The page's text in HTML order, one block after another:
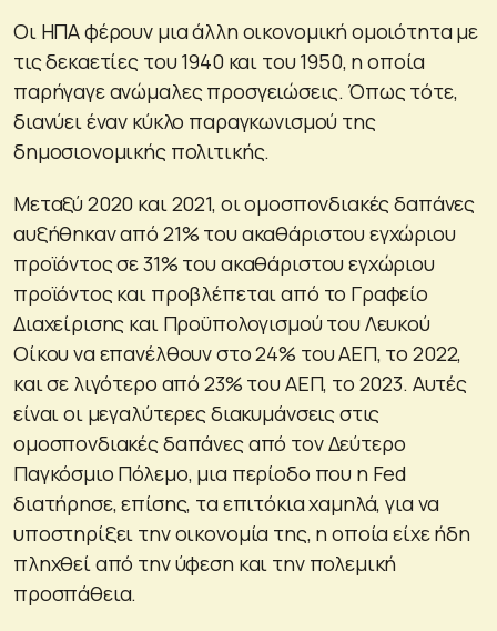
Οι ΗΠΑ φέρουν μια άλλη οικονομική ομοιότητα με
τις δεκαετίες του 1940 και του 1950, η οποία
παρήγαγε ανώμαλες προσγειώσεις. Όπως τότε,
διανύει έναν κύκλο παραγκωνισμού της
δημοσιονομικής πολιτικής.
Μεταξύ 2020 και 2021, οι ομοσπονδιακές δαπάνες
αυξήθηκαν από 21% του ακαθάριστου εγχώριου
προϊόντος σε 31% του ακαθάριστου εγχώριου
προϊόντος και προβλέπεται από το Γραφείο
Διαχείρισης και Προϋπολογισμού του Λευκού
Οίκου να επανέλθουν στο 24% του ΑΕΠ, το 2022,
και σε λιγότερο από 23% του ΑΕΠ, το 2023. Αυτές
είναι οι μεγαλύτερες διακυμάνσεις στις
ομοσπονδιακές δαπάνες από τον Δεύτερο
Παγκόσμιο Πόλεμο, μια περίοδο που η Fed
διατήρησε, επίσης, τα επιτόκια χαμηλά, για να
υποστηρίξει την οικονομία της, η οποία είχε ήδη
πληχθεί από την ύφεση και την πολεμική
προσπάθεια.